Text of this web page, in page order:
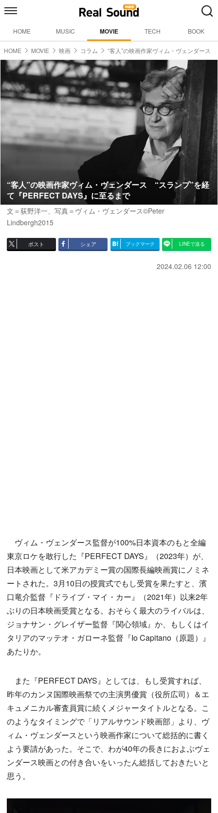
HOME MUSIC MOVIE TECH BOOK
HOME MOVIE 映画 コラム “客人”の映画作家ヴィム・ヴェンダース
“客人”の映画作家ヴィム・ヴェンダース “スランプ”を経
て『PERFECT DAYS』に至るまで
文＝荻野洋一、写真＝ヴィム・ヴェンダース©Peter
Lindbergh2015
ポスト シェア ブックマーク LINEで送る
2024.02.06 12:00
ヴィム・ヴェンダース監督が100%日本資本のもと全編
東京ロケを敢行した『PERFECT DAYS』（2023年）が、
日本映画として米アカデミー賞の国際長編映画賞にノミネ
ートされた。3月10日の授賞式でもし受賞を果たすと、濱
口竜介監督『ドライブ・マイ・カー』（2021年）以来2年
ぶりの日本映画受賞となる。おそらく最大のライバルは、
ジョナサン・グレイザー監督『関心領域』か、もしくはイ
タリアのマッテオ・ガローネ監督『Io Capitano（原題）』
あたりか。
また『PERFECT DAYS』としては、もし受賞すれば、
昨年のカンヌ国際映画祭での主演男優賞（役所広司）＆エ
キュメニカル審査員賞に続くメジャータイトルとなる。こ
のようなタイミングで「リアルサウンド映画部」より、ヴ
ィム・ヴェンダースという映画作家について総括的に書く
よう要請があった。そこで、わが40年の長きにおよぶヴェ
ンダース映画との付き合いをいったん総括しておきたいと
思う。